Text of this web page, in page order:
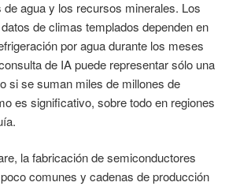
agua y los recursos minerales. Los
de climas templados dependen en
por agua durante los meses
de IA puede representar sólo una
si se suman miles de millones de
es significativo, sobre todo en regiones
la fabricación de semiconductores
comunes y cadenas de producción